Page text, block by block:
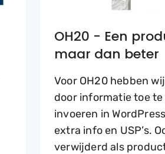
OH20 - Een
maar dan beter
Voor OH20 hebben
door informatie toe
invoeren in
extra info en USP’s.
verwijderd als